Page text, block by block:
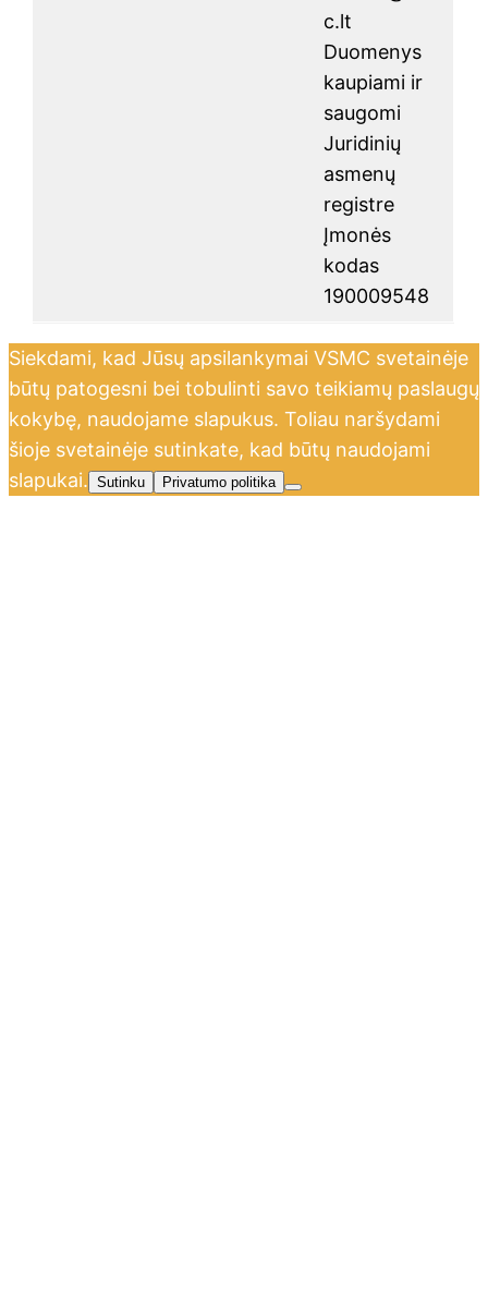
c.lt
Duomenys
kaupiami ir
saugomi
Juridinių
asmenų
registre
Įmonės
kodas
190009548
Siekdami, kad Jūsų apsilankymai VSMC svetainėje
būtų patogesni bei tobulinti savo teikiamų paslaugų
kokybę, naudojame slapukus. Toliau naršydami
šioje svetainėje sutinkate, kad būtų naudojami
slapukai. Sutinku Privatumo politika